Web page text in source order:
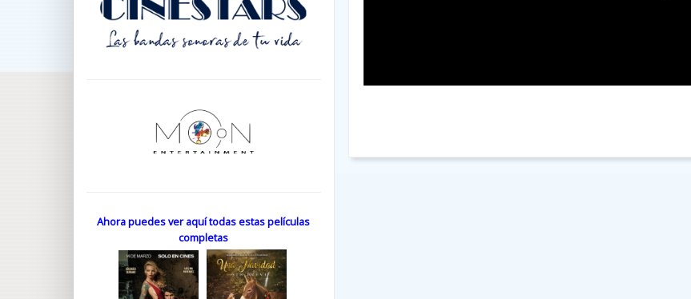
Ahora puedes ver aquí todas estas películas
completas